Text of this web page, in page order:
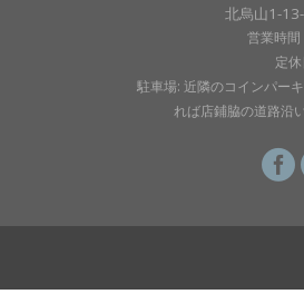
北烏山1-
営業時
定
駐車場: 近隣のコインパー
れば店鋪脇の道路沿